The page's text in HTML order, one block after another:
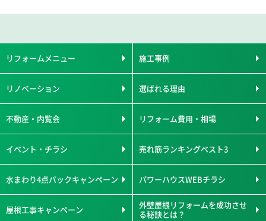
リフォームメニュー 施工事例
リノベーション 選ばれる理由
不動産・内覧会 リフォーム費用・相場
イベント・チラシ 売れ筋ランキングベスト3
水まわり4点パックキャンペーン パワーハウスWEBチラシ
屋根工事キャンペーン
外壁屋根リフォームを成功させ
る秘訣とは？